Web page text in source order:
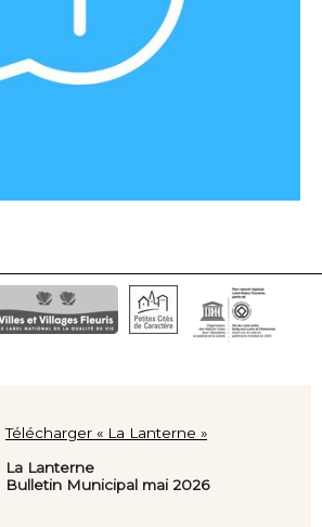
Télécharger « La Lanterne »
La Lanterne
Bulletin Municipal mai 2026